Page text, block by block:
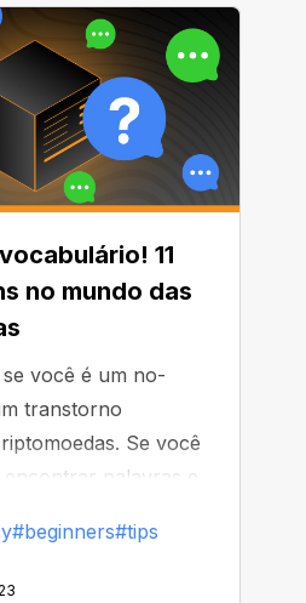
11
no mundo das
você é um no-
transtorno
Se você
palavras e
cripto, tenha
está sozinho. A NC
#beginners#tips